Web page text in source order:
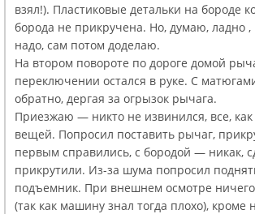
взял!). Пластиковые детальки на бороде
борода не прикручена. Но, думаю, ладно ,
надо, сам потом доделаю.
На втором повороте по дороге домой
переключении остался в руке. С
обратно, дергая за огрызок рычага.
Приезжаю — никто не извинился, все, как
вещей. Попросил поставить рычаг,
первым справились, с бородой — никак,
прикрутили. Из-за шума попросил
подъемник. При внешнем осмотре
(так как машину знал тогда плохо), кроме